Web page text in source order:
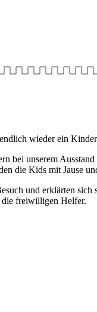
wieder ein
bei unserem
die Kids mit Jause
und erklärten
freiwilligen Helfer.